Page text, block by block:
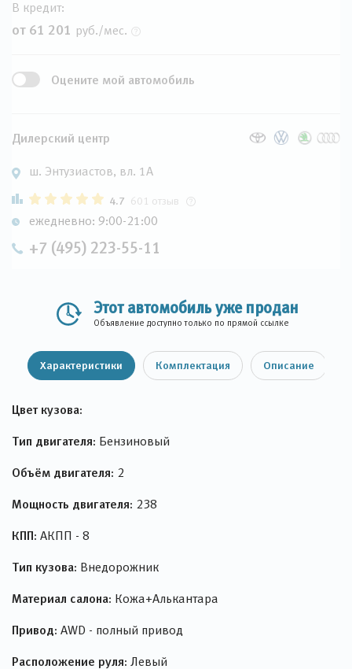
В кредит:
от 61 201 руб./мес.
Оцените мой автомобиль
Дилерский центр
ш. Энтузиастов, вл. 1А
4.7 601 отзыв
ежедневно: 9:00-21:00
+7 (495) 223-55-11
Этот автомобиль уже продан
Объявление доступно только по прямой ссылке
Характеристики Комплектация Описание
Цвет кузова:
Тип двигателя: Бензиновый
Объём двигателя: 2
Мощность двигателя: 238
КПП: АКПП - 8
Тип кузова: Внедорожник
Материал салона: Кожа+Алькантара
Привод: AWD - полный привод
Расположение руля: Левый